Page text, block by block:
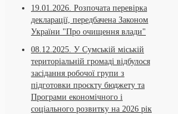
19.01.2026. Розпочата перевірка
декларації, передбачена Законом
України "Про очищення влади"
08.12.2025. У Сумській міській
територіальній громаді відбулося
засідання робочої групи з
підготовки проєкту бюджету та
Програми економічного і
соціального розвитку на 2026 рік